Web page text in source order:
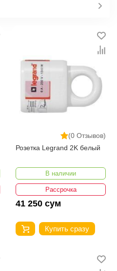
(0 Отзывов)
Розетка Legrand 2K белый
В наличии
Рассрочка
41 250 сум
Купить сразу